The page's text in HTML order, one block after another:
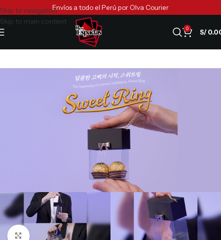
Skip to navigation
Skip to main content
Envíos a todo el Perú por Olva Courier
0 S/
Clic para ampliar